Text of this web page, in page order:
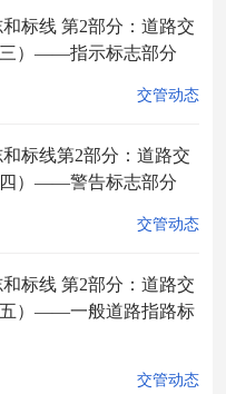
标线 第2部分：道路交
三）——指示标志部分
交管动态
标线第2部分：道路交
四）——警告标志部分
交管动态
标线 第2部分：道路交
五）——一般道路指路标
交管动态